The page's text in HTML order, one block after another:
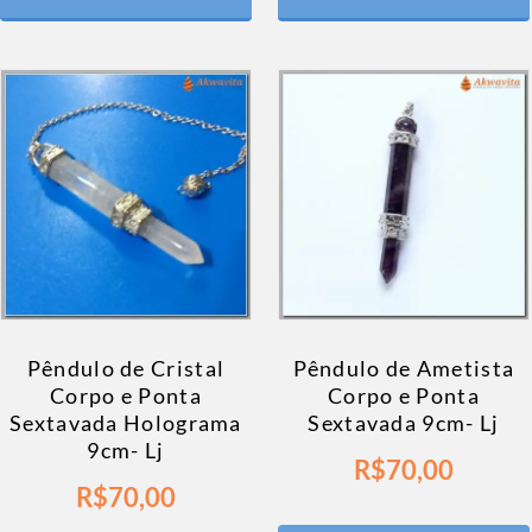
Pêndulo de Cristal
Corpo e Ponta
Sextavada Holograma
9cm- Lj
R$70,00
Pêndulo de Ametista
Corpo e Ponta
Sextavada 9cm- Lj
R$70,00